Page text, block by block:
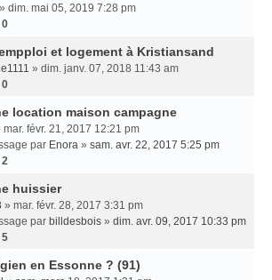
» dim. mai 05, 2019 7:28 pm
0
et logement à Kristiansand
» dim. janv. 07, 2018 11:43 am
0
location maison campagne
mar. févr. 21, 2017 12:21 pm
par Enora » sam. avr. 22, 2017 5:25 pm
2
huissier
» mar. févr. 28, 2017 3:31 pm
par billdesbois » dim. avr. 09, 2017 10:33 pm
5
en Essonne ? (91)